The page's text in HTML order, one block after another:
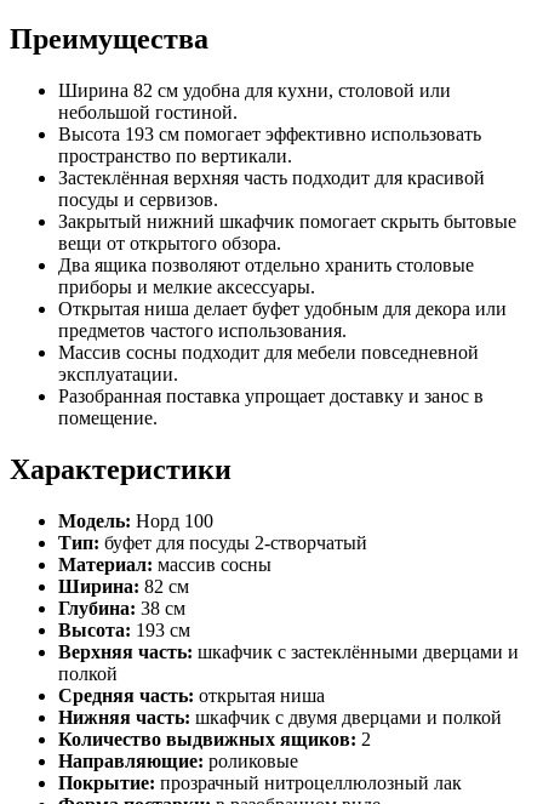
Преимущества
Ширина 82 см удобна для кухни, столовой или
небольшой гостиной.
Высота 193 см помогает эффективно использовать
пространство по вертикали.
Застеклённая верхняя часть подходит для красивой
посуды и сервизов.
Закрытый нижний шкафчик помогает скрыть бытовые
вещи от открытого обзора.
Два ящика позволяют отдельно хранить столовые
приборы и мелкие аксессуары.
Открытая ниша делает буфет удобным для декора или
предметов частого использования.
Массив сосны подходит для мебели повседневной
эксплуатации.
Разобранная поставка упрощает доставку и занос в
помещение.
Характеристики
Модель: Норд 100
Тип: буфет для посуды 2-створчатый
Материал: массив сосны
Ширина: 82 см
Глубина: 38 см
Высота: 193 см
Верхняя часть: шкафчик с застеклёнными дверцами и
полкой
Средняя часть: открытая ниша
Нижняя часть: шкафчик с двумя дверцами и полкой
Количество выдвижных ящиков: 2
Направляющие: роликовые
Покрытие: прозрачный нитроцеллюлозный лак